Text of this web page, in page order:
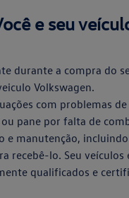
e seu
durante a compra do
Volkswagen.
com problemas
pane por falta de
e manutenção,
recebê-lo. Seu veículos
qualificados e